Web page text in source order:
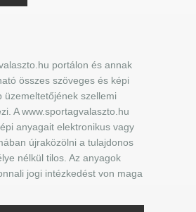
portálon és annak
összes szöveges és képi
üzemeltetőjének szellemi
A www.sportagvalaszto.hu
anyagait elektronikus vagy
újraközölni a tulajdonos
nélkül tilos. Az anyagok
jogi intézkedést von maga